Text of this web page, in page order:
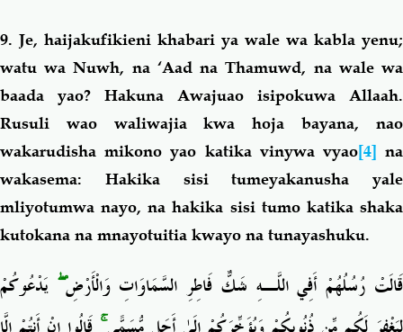
9. Je, haijakufikieni khabari ya wale wa kabla yenu;
watu wa Nuwh, na ‘Aad na Thamuwd, na wale wa
baada yao?
Hakuna Awajuao isipokuwa Allaah.
Rusuli wao waliwajia kwa hoja bayana, nao
wakarudisha mikono yao katika vinywa vyao[4] na
wakasema: Hakika sisi tumeyakanusha yale
mliyotumwa nayo, na hakika sisi tumo katika shaka
kutokana na mnayotuitia kwayo na tunayashuku.
قَالَتْ رُسُلُهُمْ أَفِي اللَّـهِ شَكٌّ فَاطِرِ السَّمَاوَاتِ وَالْأَرْضِۖ يَدْعُوكُمْ